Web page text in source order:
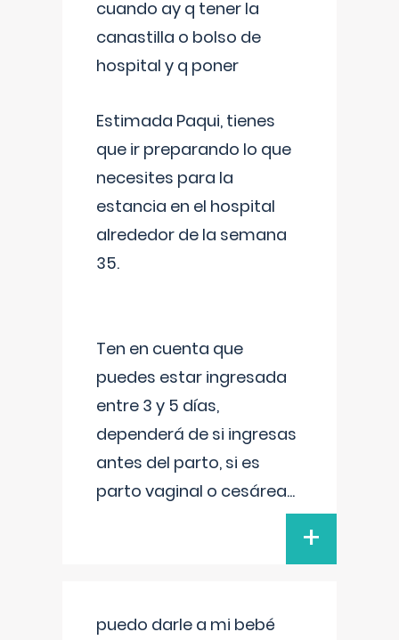
cuando ay q tener la
canastilla o bolso de
hospital y q poner
Estimada Paqui, tienes
que ir preparando lo que
necesites para la
estancia en el hospital
alrededor de la semana
35.
Ten en cuenta que
puedes estar ingresada
entre 3 y 5 días,
dependerá de si ingresas
antes del parto, si es
parto vaginal o cesárea...
+
puedo darle a mi bebé